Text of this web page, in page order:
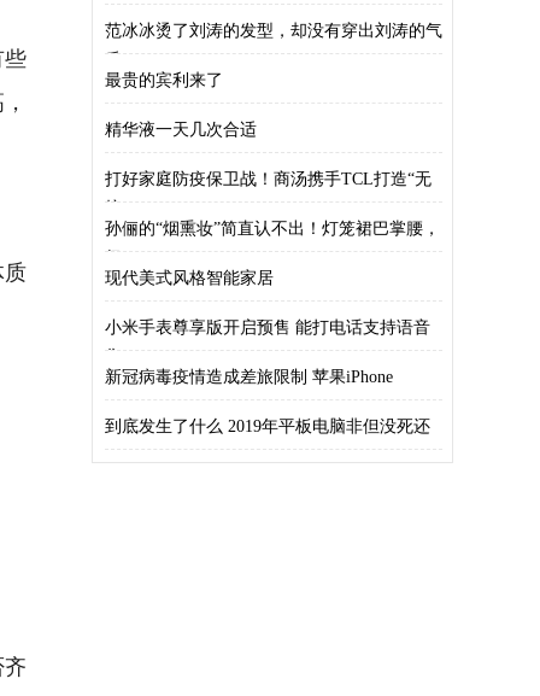
3
范冰冰烫了刘涛的发型，却没有穿出刘涛的气
质
最贵的宾利来了
精华液一天几次合适
打好家庭防疫保卫战！商汤携手TCL打造“无
接
孙俪的“烟熏妆”简直认不出！灯笼裙巴掌腰，
但
现代美式风格智能家居
小米手表尊享版开启预售 能打电话支持语音
售1
新冠病毒疫情造成差旅限制 苹果iPhone
到底发生了什么 2019年平板电脑非但没死还